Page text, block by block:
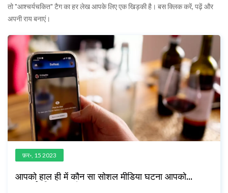
तो "आश्चर्यचकित" टैग का हर लेख आपके लिए एक खिड़की है। बस क्लिक करें, पढ़ें और
अपनी राय बनाएं।
फ़र॰, 15 2023
आपको हाल ही में कौन सा सोशल मीडिया घटना आपको